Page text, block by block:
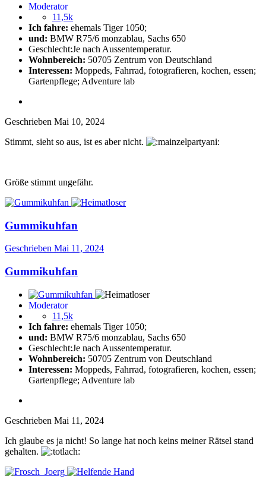
Moderator
11,5k
Ich fahre: ehemals Tiger 1050;
und: BMW R75/6 monzablau, Sachs 650
Geschlecht:Je nach Aussentemperatur.
Wohnbereich: 50705 Zentrum von Deutschland
Interessen: Moppeds, Fahrrad, fotografieren, kochen, essen;
Gartenpflege; Adventure lab
Geschrieben Mai 10, 2024
Stimmt, sieht so aus, ist es aber nicht.
Größe stimmt ungefähr.
Gummikuhfan
Geschrieben Mai 11, 2024
Gummikuhfan
Moderator
11,5k
Ich fahre: ehemals Tiger 1050;
und: BMW R75/6 monzablau, Sachs 650
Geschlecht:Je nach Aussentemperatur.
Wohnbereich: 50705 Zentrum von Deutschland
Interessen: Moppeds, Fahrrad, fotografieren, kochen, essen;
Gartenpflege; Adventure lab
Geschrieben Mai 11, 2024
Ich glaube es ja nicht! So lange hat noch keins meiner Rätsel stand
gehalten.